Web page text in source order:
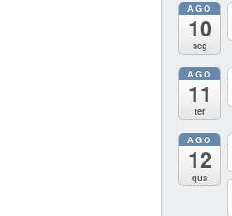
AGO
10
seg
AGO
11
ter
AGO
12
qua